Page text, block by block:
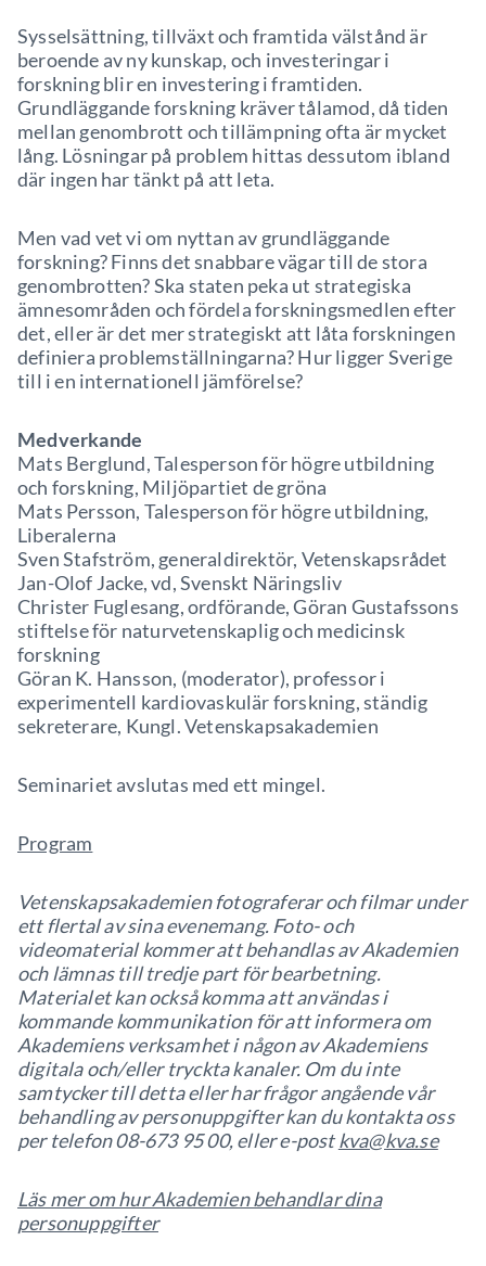
Sysselsättning, tillväxt och framtida välstånd är
beroende av ny kunskap, och investeringar i
forskning blir en investering i framtiden.
Grundläggande forskning kräver tålamod, då tiden
mellan genombrott och tillämpning ofta är mycket
lång. Lösningar på problem hittas dessutom ibland
där ingen har tänkt på att leta.
Men vad vet vi om nyttan av grundläggande
forskning? Finns det snabbare vägar till de stora
genombrotten? Ska staten peka ut strategiska
ämnesområden och fördela forskningsmedlen efter
det, eller är det mer strategiskt att låta forskningen
definiera problemställningarna? Hur ligger Sverige
till i en internationell jämförelse?
Medverkande
Mats Berglund, Talesperson för högre utbildning
och forskning, Miljöpartiet de gröna
Mats Persson, Talesperson för högre utbildning,
Liberalerna
Sven Stafström, generaldirektör, Vetenskapsrådet
Jan-Olof Jacke, vd, Svenskt Näringsliv
Christer Fuglesang, ordförande, Göran Gustafssons
stiftelse för naturvetenskaplig och medicinsk
forskning
Göran K. Hansson, (moderator), professor i
experimentell kardiovaskulär forskning, ständig
sekreterare, Kungl. Vetenskapsakademien
Seminariet avslutas med ett mingel.
Program
Vetenskapsakademien fotograferar och filmar under
ett flertal av sina evenemang. Foto- och
videomaterial kommer att behandlas av Akademien
och lämnas till tredje part för bearbetning.
Materialet kan också komma att användas i
kommande kommunikation för att informera om
Akademiens verksamhet i någon av Akademiens
digitala och/eller tryckta kanaler. Om du inte
samtycker till detta eller har frågor angående vår
behandling av personuppgifter kan du kontakta oss
per telefon 08-673 95 00, eller e-postkva@kva.se
Läs mer om hur Akademien behandlar dina
personuppgifter